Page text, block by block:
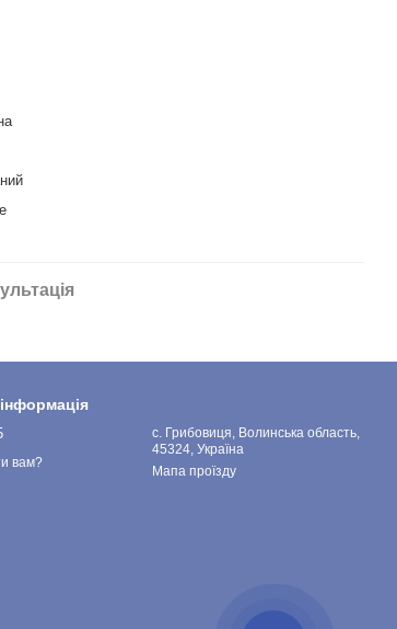
вам?
с. Грибовиця, Волинська область,
45324, Україна
Мапа проїзду